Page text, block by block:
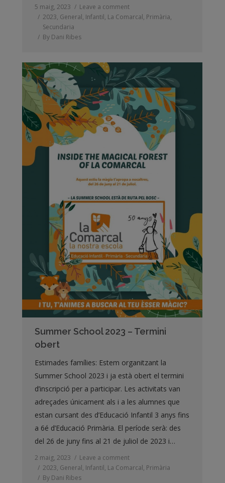
5 maig, 2023
Leave a comment
2023, General, Infantil, La Comarcal, Primària,
Secundaria
By Dani Ribes
Summer School 2023 – Termini
obert
Estimades famílies: Estem organitzant la
Summer School 2023 i ja està obert el termini
d’inscripció per a participar. Les activitats van
adreçades únicament als i a les alumnes que
estan cursant des d’Educació Infantil 3 anys fins
a 6é d’Educació Primària. El període serà: des
del 26 de juny fins al 21 de juliol de 2023 i…
2 maig, 2023
Leave a comment
2023, General, Infantil, La Comarcal, Primària
By Dani Ribes